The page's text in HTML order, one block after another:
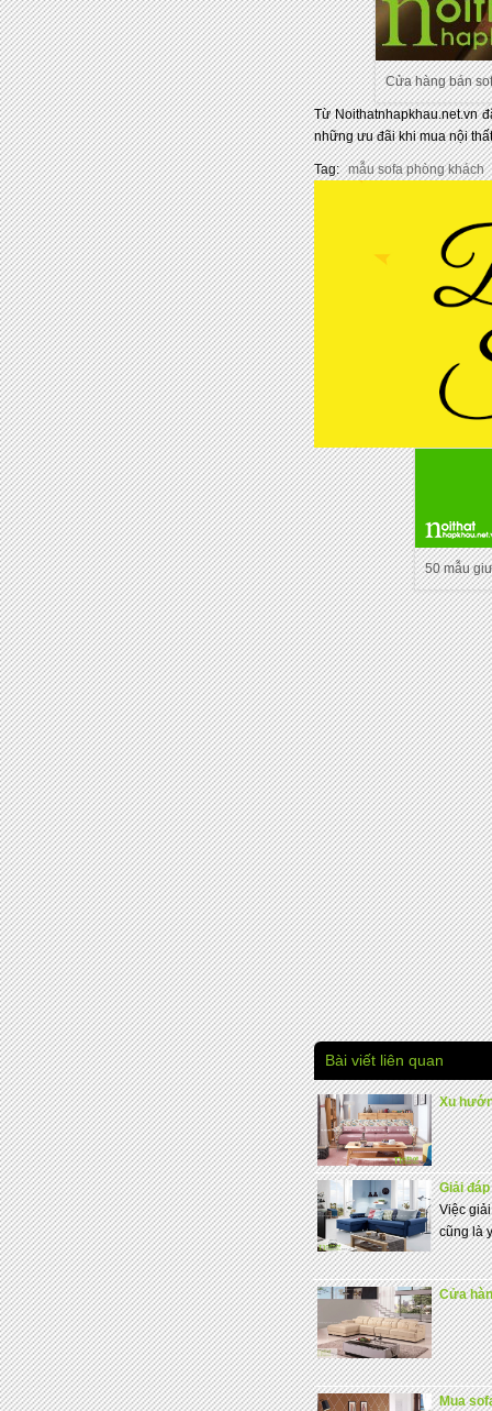
Cửa hàng bán
Từ Noithatnhapkhau.net.vn
những ưu đãi khi mua nội
Tag: mẫu sofa phòng khách
50 mẫu
Bài viết liên quan
Xu
Giải
Việc
cũng là
Cửa
Mua